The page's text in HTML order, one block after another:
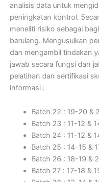
analisis data untuk
peningkatan kontrol.
meneliti risiko sebagai
berulang. Mengusulkan
dan mengambil tindakan
jawab secara fungsi dan
pelatihan dan sertifikasi
lnformasi :
Batch 22 : 19-20 &
Batch 23 : 11-12 &
Batch 24 : 11-12 &
Batch 25 : 14-15 &
Batch 26 : 18-19 &
Batch 27 : 17-18 &